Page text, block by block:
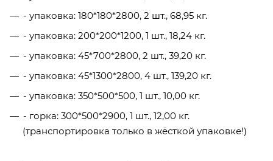
- упаковка: 180*180*2800, 2 шт., 68,95 кг.
- упаковка: 200*200*1200, 1 шт., 18,24 кг.
- упаковка: 45*700*2800, 2 шт., 39,20 кг.
- упаковка: 45*1300*2800, 4 шт., 139,20 кг.
- упаковка: 350*500*500, 1 шт., 10,00 кг.
- горка: 300*500*2900, 1 шт., 12,00 кг.
(транспортировка только в жёсткой упаковке!)